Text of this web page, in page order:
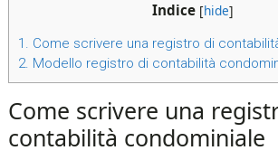
Indice [hide]
1. Come scrivere una registro di
2. Modello registro di contabilità
Come scrivere una
contabilità condominiale